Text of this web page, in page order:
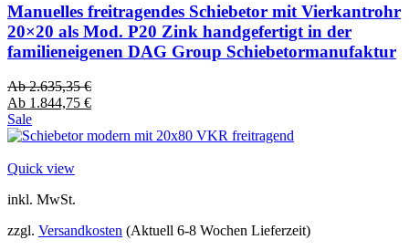
Manuelles freitragendes Schiebetor mit Vierkantrohr
20×20 als Mod. P20 Zink handgefertigt in der
familieneigenen DAG Group Schiebetormanufaktur
Ab2.635,35€
Ab 1.844,75 €
Sale
Quick view
inkl. MwSt.
zzgl. Versandkosten (Aktuell 6-8 Wochen Lieferzeit)